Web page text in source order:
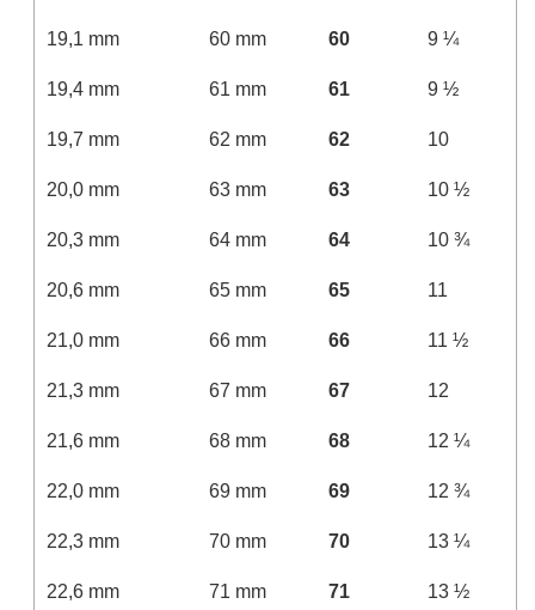
19,1 mm 60 mm 60 9 ¼
19,4 mm 61 mm 61 9 ½
19,7 mm 62 mm 62 10
20,0 mm 63 mm 63 10 ½
20,3 mm 64 mm 64 10 ¾
20,6 mm 65 mm 65 11
21,0 mm 66 mm 66 11 ½
21,3 mm 67 mm 67 12
21,6 mm 68 mm 68 12 ¼
22,0 mm 69 mm 69 12 ¾
22,3 mm 70 mm 70 13 ¼
22,6 mm 71 mm 71 13 ½